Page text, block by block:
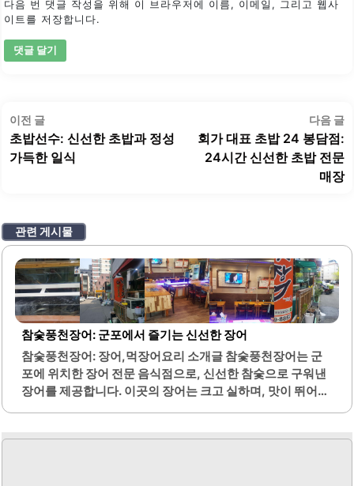
다음 번 댓글 작성을 위해 이 브라우저에 이름, 이메일, 그리고 웹사
이트를 저장합니다.
글
탐
색
이전 글이
전
글:
초밥선수: 신선한 초밥과 정성
가득한 일식
다음 글
회가 대표 초밥 24 봉담점:
24시간 신선한 초밥 전문
매장
관련 게시물
참숯풍천장어: 군포에서 즐기는 신선한 장어
참숯풍천장어: 장어,먹장어요리 소개글 참숯풍천장어는 군
포에 위치한 장어 전문 음식점으로, 신선한 참숯으로 구워낸
장어를 제공합니다. 이곳의 장어는 크고 실하며, 맛이 뛰어나
는 친절한 서비스로 손님을 맞이하며, 고객의 만족을 위해 최